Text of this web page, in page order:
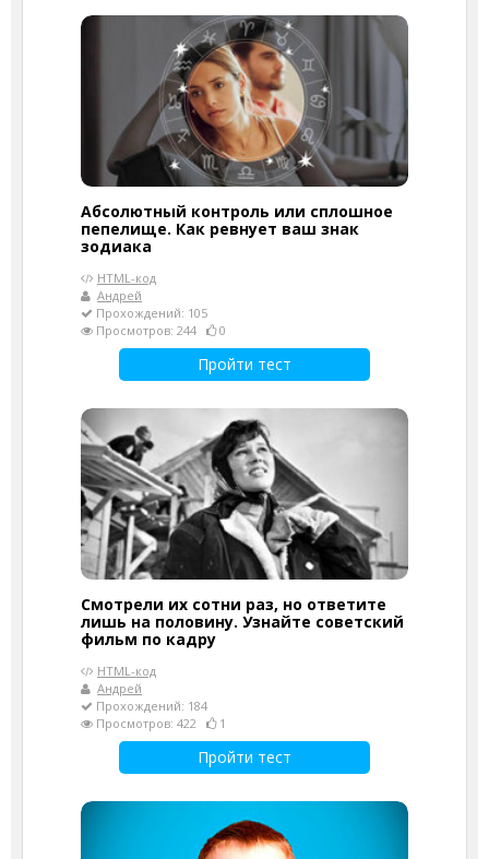
Абсолютный контроль или сплошное
пепелище. Как ревнует ваш знак
зодиака
HTML-код
Андрей
Прохождений: 105
Просмотров: 244
0
Пройти тест
Смотрели их сотни раз, но ответите
лишь на половину. Узнайте советский
фильм по кадру
HTML-код
Андрей
Прохождений: 184
Просмотров: 422
1
Пройти тест